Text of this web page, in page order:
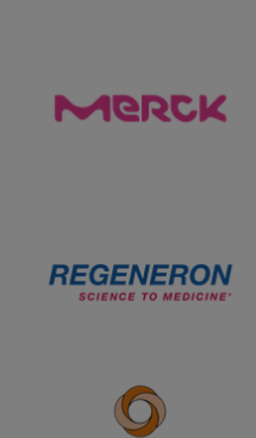
Yervoy in Kombination
dauerhaft abgesetzt
Aufschiebung des einen
Gabe des anderen
Kontraindikationen